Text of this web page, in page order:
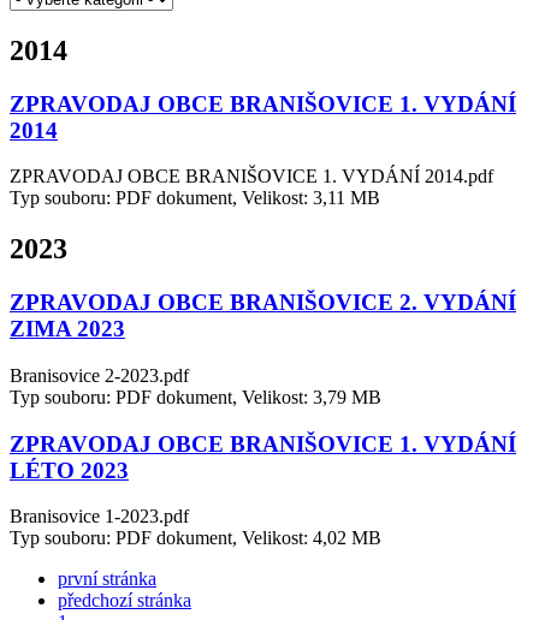
2014
ZPRAVODAJ OBCE BRANIŠOVICE 1. VYDÁNÍ
2014
ZPRAVODAJ OBCE BRANIŠOVICE 1. VYDÁNÍ 2014.pdf
Typ souboru: PDF dokument, Velikost: 3,11 MB
2023
ZPRAVODAJ OBCE BRANIŠOVICE 2. VYDÁNÍ
ZIMA 2023
Branisovice 2-2023.pdf
Typ souboru: PDF dokument, Velikost: 3,79 MB
ZPRAVODAJ OBCE BRANIŠOVICE 1. VYDÁNÍ
LÉTO 2023
Branisovice 1-2023.pdf
Typ souboru: PDF dokument, Velikost: 4,02 MB
první stránka
předchozí stránka